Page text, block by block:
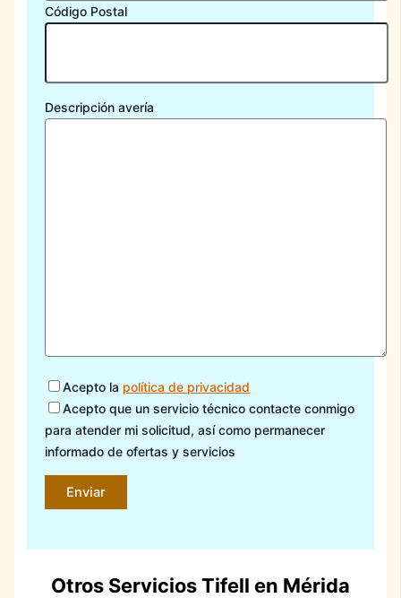
Código Postal
Descripción avería
Acepto la política de privacidad
Acepto que un servicio técnico contacte conmigo
para atender mi solicitud, así como permanecer
informado de ofertas y servicios
Otros Servicios Tifell en Mérida